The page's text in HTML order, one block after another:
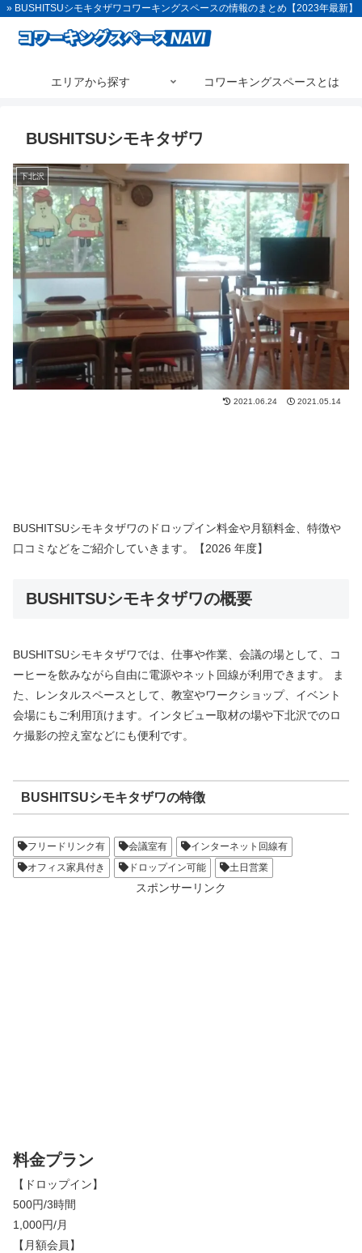
» BUSHITSUシモキタザワコワーキングスペースの情報のまとめ【2023年最新】
エリアから探す コワーキングスペースとは
BUSHITSUシモキタザワ
下北沢
2021.06.24 2021.05.14
BUSHITSUシモキタザワのドロップイン料金や月額料金、特徴や
口コミなどをご紹介していきます。【2026 年度】
BUSHITSUシモキタザワの概要
BUSHITSUシモキタザワでは、仕事や作業、会議の場として、コ
ーヒーを飲みながら自由に電源やネット回線が利用できます。 ま
た、レンタルスペースとして、教室やワークショップ、イベント
会場にもご利用頂けます。インタビュー取材の場や下北沢でのロ
ケ撮影の控え室などにも便利です。
BUSHITSUシモキタザワの特徴
フリードリンク有 会議室有
インターネット回線有
オフィス家具付き
ドロップイン可能 土日営業
スポンサーリンク
料金プラン
【ドロップイン】
500円/3時間
1,000円/月
【月額会員】